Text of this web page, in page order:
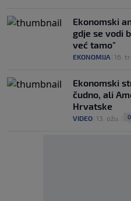
Ekonomski
gdje se vodi
već tamo"
EKONOMIJA 16.
Ekonomski
čudno, ali
Hrvatske
VIDEO 13. ožu. 0